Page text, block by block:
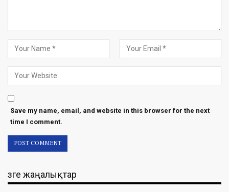
Save my name, email, and website in this browser for the next
time I comment.
Өзге жаңалықтар